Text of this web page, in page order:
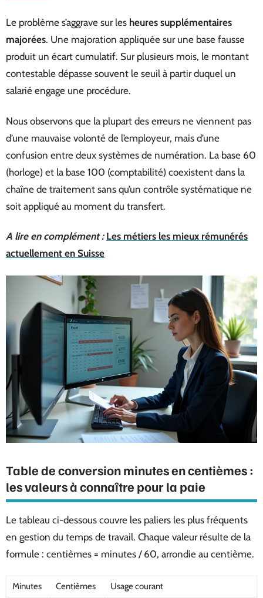
Le problème s’aggrave sur les heures supplémentaires
majorées. Une majoration appliquée sur une base fausse
produit un écart cumulatif. Sur plusieurs mois, le montant
contestable dépasse souvent le seuil à partir duquel un
salarié engage une procédure.
Nous observons que la plupart des erreurs ne viennent pas
d’une mauvaise volonté de l’employeur, mais d’une
confusion entre deux systèmes de numération. La base 60
(horloge) et la base 100 (comptabilité) coexistent dans la
chaîne de traitement sans qu’un contrôle systématique ne
soit appliqué au moment du transfert.
A lire en complément : Les métiers les mieux rémunérés
actuellement en Suisse
Table de conversion minutes en centièmes :
les valeurs à connaître pour la paie
Le tableau ci-dessous couvre les paliers les plus fréquents
en gestion du temps de travail. Chaque valeur résulte de la
formule : centièmes = minutes / 60, arrondie au centième.
Minutes Centièmes Usage courant